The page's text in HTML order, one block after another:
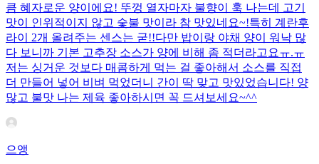
큼 혜자로운 양이에요! 뚜껑 열자마자 불향이 훅 나는데 고기
맛이 인위적이지 않고 숯불 맛이라 참 맛있네요~!특히 계란후
라이 2개 올려주는 센스는 굳!! ​다만 밥이랑 야채 양이 워낙 많
다 보니까 기본 고추장 소스가 양에 비해 좀 적더라고요ㅠ.ㅠ
저는 싱거운 것보다 매콤하게 먹는 걸 좋아해서 소스를 직접
더 만들어 넣어 비벼 먹었더니 간이 딱 맞고 맛있었습니다! 양
많고 불맛 나는 제육 좋아하시면 꼭 드셔보세요~^^
으앵